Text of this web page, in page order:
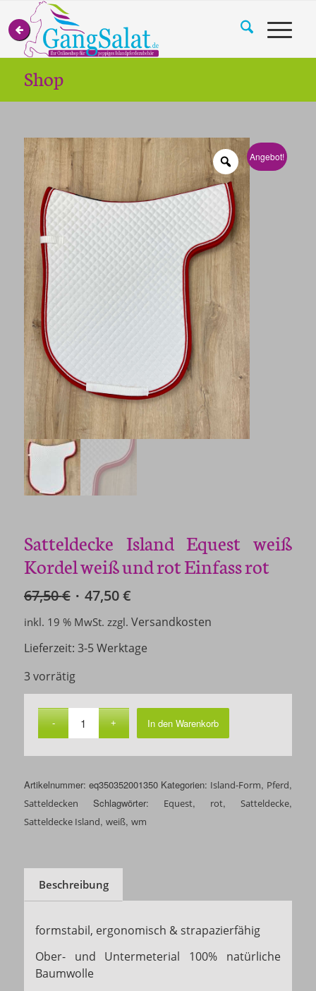
Shop
Angebot!
Satteldecke Island Equest weiß
Kordel weiß und rot Einfass rot
67,50€ Ursprünglicher
war:
67,50 €
47,50€Aktueller
ist:
47,50 €.
inkl. 19 % MwSt. zzgl. Versandkosten
Lieferzeit: 3-5 Werktage
3 vorrätig
In den Warenkorb
Artikelnummer: eq350352001350 Kategorien: Island-Form, Pferd,
Satteldecken Schlagwörter: Equest, rot,Satteldecke,
Satteldecke Island, weiß, wm
Beschreibung
formstabil, ergonomisch & strapazierfähig
Ober- und Untermeterial 100% natürliche
Baumwolle